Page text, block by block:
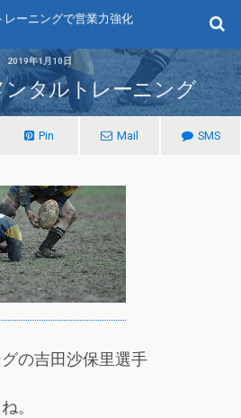
レーニングで営業力強化
2019年1月10日
ンタルトレーニング
Pin Mail SMS
の吉田沙保里選手
。